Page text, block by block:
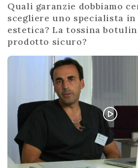
Quali garanzie dobbiamo
scegliere uno specialista
estetica? La tossina
prodotto sicuro?